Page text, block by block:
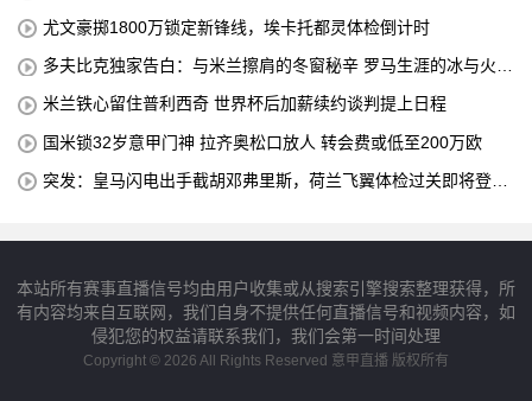
尤文豪掷1800万锁定新锋线，埃卡托都灵体检倒计时
多夫比克独家告白：与米兰擦肩的冬窗秘辛 罗马生涯的冰与火之
米兰铁心留住普利西奇 世界杯后加薪续约谈判提上日程
国米锁32岁意甲门神 拉齐奥松口放人 转会费或低至200万欧
突发：皇马闪电出手截胡邓弗里斯，荷兰飞翼体检过关即将登陆
本站所有赛事直播信号均由用户收集或从搜索引擎搜索整理获得，所
有内容均来自互联网，我们自身不提供任何直播信号和视频内容，如
侵犯您的权益请联系我们，我们会第一时间处理
Copyright © 2026 All Rights Reserved 意甲直播 版权所有